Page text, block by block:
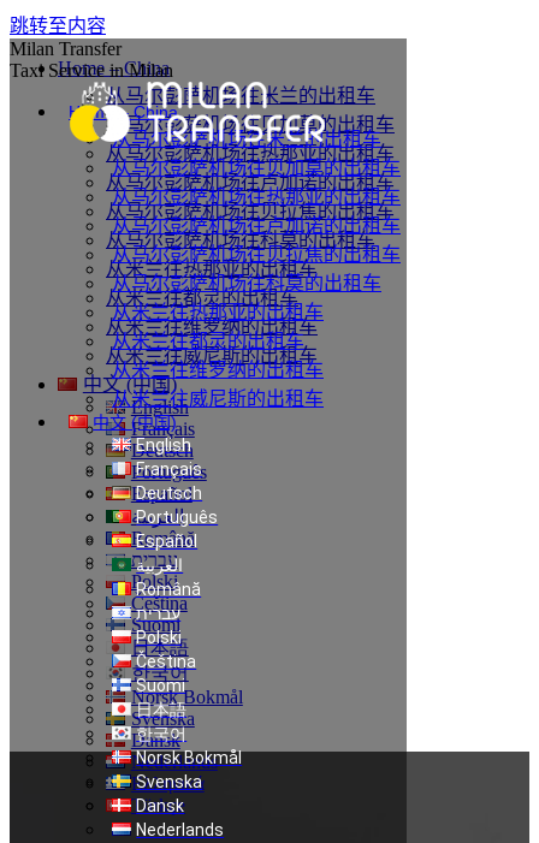
跳转至内容
Milan Transfer
Taxi Service in Milan
Home – China
从马尔彭萨机场往米兰的出租车
从马尔彭萨机场往贝加莫的出租车
从马尔彭萨机场往热那亚的出租车
从马尔彭萨机场往卢加诺的出租车
从马尔彭萨机场往贝拉焦的出租车
从马尔彭萨机场往科莫的出租车
从米兰往热那亚的出租车
从米兰往都灵的出租车
从米兰往维罗纳的出租车
从米兰往威尼斯的出租车
中文 (中国)
English
Français
Deutsch
Português
Español
العربية
Română
עברית
Polski
Čeština
Suomi
日本語
한국어
Norsk Bokmål
Svenska
Dansk
Nederlands
Home – China
从马尔彭萨机场往米兰的出租车
从马尔彭萨机场往贝加莫的出租车
从马尔彭萨机场往热那亚的出租车
从马尔彭萨机场往卢加诺的出租车
从马尔彭萨机场往贝拉焦的出租车
从马尔彭萨机场往科莫的出租车
从米兰往热那亚的出租车
从米兰往都灵的出租车
从米兰往维罗纳的出租车
从米兰往威尼斯的出租车
中文 (中国)
English
Français
Deutsch
Português
Español
العربية
Română
עברית
Polski
Čeština
Suomi
日本語
한국어
Norsk Bokmål
Svenska
Dansk
Nederlands
Ελληνικά
Türkçe